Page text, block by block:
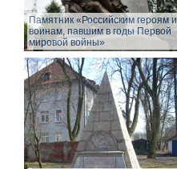
Памятник «Российским героям и
воинам, павшим в годы Первой
мировой войны»